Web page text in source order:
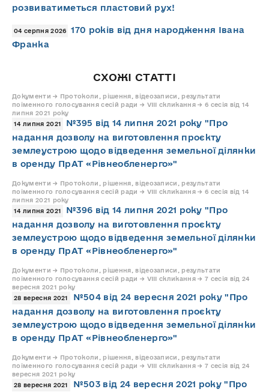
розвиватиметься пластовий рух!
04 серпня 2026
170 років від дня народження Івана
Франка
СХОЖІ СТАТТІ
Документи → Протоколи, рішення, відеозаписи, результати
поіменного голосування сесій ради → VIII скликання → 6 сесія від 14
липня 2021 року
14 липня 2021
№395 від 14 липня 2021 року "Про
надання дозволу на виготовлення проєкту
землеустрою щодо відведення земельної ділянки
в оренду ПрАТ «Рівнеобленерго»"
Документи → Протоколи, рішення, відеозаписи, результати
поіменного голосування сесій ради → VIII скликання → 6 сесія від 14
липня 2021 року
14 липня 2021
№396 від 14 липня 2021 року "Про
надання дозволу на виготовлення проєкту
землеустрою щодо відведення земельної ділянки
в оренду ПрАТ «Рівнеобленерго»"
Документи → Протоколи, рішення, відеозаписи, результати
поіменного голосування сесій ради → VIII скликання → 7 сесія від 24
вересня 2021 року
28 вересня 2021
№504 від 24 вересня 2021 року "Про
надання дозволу на виготовлення проєкту
землеустрою щодо відведення земельної ділянки
в оренду ПрАТ «Рівнеобленерго»"
Документи → Протоколи, рішення, відеозаписи, результати
поіменного голосування сесій ради → VIII скликання → 7 сесія від 24
вересня 2021 року
28 вересня 2021
№503 від 24 вересня 2021 року "Про